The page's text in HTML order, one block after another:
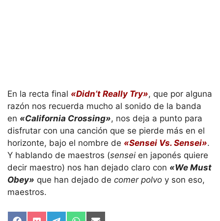
En la recta final «Didn’t Really Try», que por alguna
razón nos recuerda mucho al sonido de la banda
en «California Crossing», nos deja a punto para
disfrutar con una canción que se pierde más en el
horizonte, bajo el nombre de «Sensei Vs. Sensei».
Y hablando de maestros (sensei en japonés quiere
decir maestro) nos han dejado claro con «We Must
Obey» que han dejado de comer polvo y son eso,
maestros.